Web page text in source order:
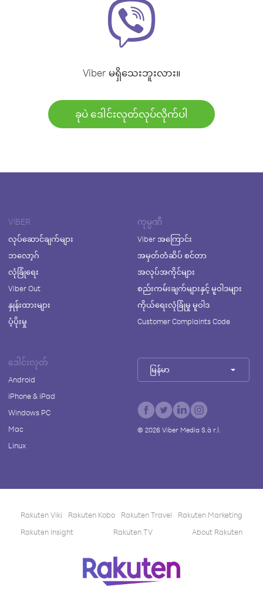
Viber မရှိသေးဘူးလား။
ခုပဲ ဒေါင်းလုတ်လုပ်လိုက်ပါ
VIBER
လုပ်ဆောင်ချက်များ
ဘလော့ဂ်
လုံခြုံရေး
Viber Out
နှုန်းထားများ
ပံ့ပိုးမှု
ကုမ္ပဏီ
Viber အကြောင်း
အမှတ်တံဆိပ် စင်တာ
အလုပ်အကိုင်များ
စည်းကမ်းချက်များနှင့် မူဝါဒများ
ကိုယ်ရေးလုံခြုံမှု မူဝါဒ
Customer Complaints Code
ဒေါင်းလုတ်
Android
iPhone & iPad
Windows PC
Mac
Linux
မြန်မာ
© 2026Viber Media S.à r.l.
Rakuten Viki Rakuten Kobo Rakuten Travel
Rakuten Marketing
Rakuten Insight
Rakuten TV About Rakuten